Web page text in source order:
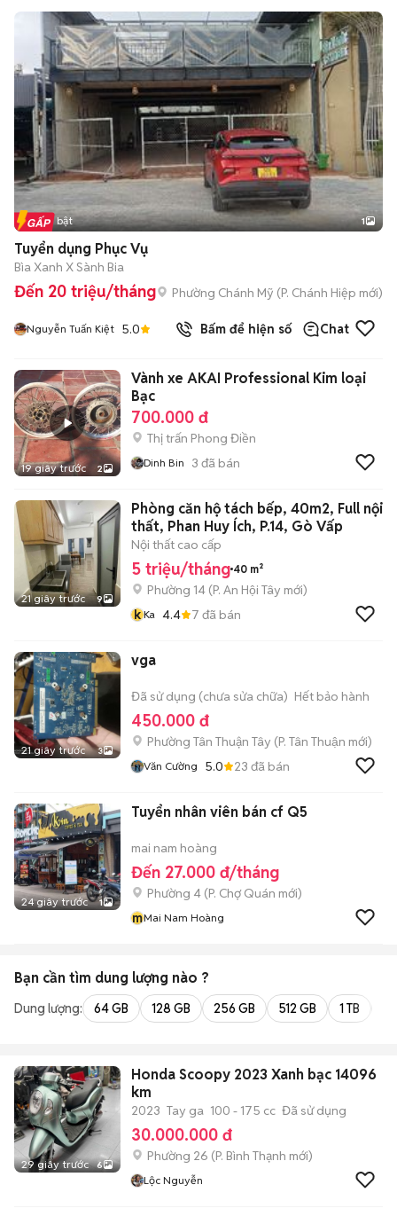
Tin nổi bật 1
Tuyển dụng Phục Vụ
Bìa Xanh X Sành Bia
Đến 20 triệu/tháng Phường Chánh Mỹ (P. Chánh Hiệp mới)
Nguyễn Tuấn Kiệt 5.0 Bấm để hiện số Chat
19 giây trước 2
Vành xe AKAI Professional Kim loại
Bạc
700.000 đ
Thị trấn Phong Điền
Dinh Bin 3 đã bán
21 giây trước 9
Phòng căn hộ tách bếp, 40m2, Full nội
thất, Phan Huy Ích, P.14, Gò Vấp
Nội thất cao cấp
5 triệu/tháng 40 m²
Phường 14 (P. An Hội Tây mới)
k Ka 4.4 7 đã bán
21 giây trước 3
vga
Đã sử dụng (chưa sửa chữa) Hết bảo hành
450.000 đ
Phường Tân Thuận Tây (P. Tân Thuận mới)
Văn Cường 5.0 23 đã bán
24 giây trước 1
Tuyển nhân viên bán cf Q5
mai nam hoàng
Đến 27.000 đ/tháng
Phường 4 (P. Chợ Quán mới)
mMai Nam Hoàng
Bạn cần tìm dung lượng nào ?
Dung lượng: 64 GB 128 GB 256 GB 512 GB 1 TB
29 giây trước 6
Honda Scoopy 2023 Xanh bạc 14096
km
2023 Tay ga 100 - 175 cc Đã sử dụng
30.000.000 đ
Phường 26 (P. Bình Thạnh mới)
Lộc Nguyễn